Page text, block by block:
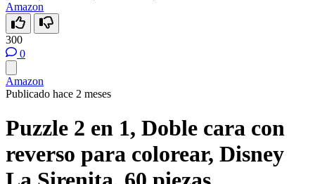
Amazon
300
0
Amazon
Publicado hace 2 meses
Puzzle 2 en 1, Doble cara con
reverso para colorear, Disney